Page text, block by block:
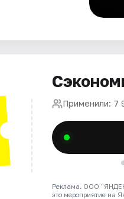
Применили: 7
Реклама. ООО
это мероприятие на